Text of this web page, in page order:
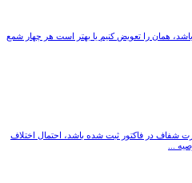
همان را تعویض کنیم یا بهتر است هر چهار شمع
شفاف در فاکتور ثبت شده باشد، احتمال اختلاف
...